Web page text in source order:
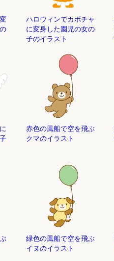
ハロウィンでカボチャ
に変身した園児の女の
子のイラスト
赤色の風船で空を飛ぶ
クマのイラスト
緑色の風船で空を飛ぶ
イヌのイラスト